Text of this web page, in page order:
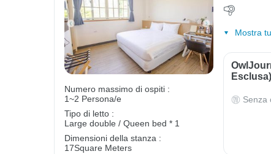
Numero massimo di ospiti :
1~2 Persona/e
Tipo di letto :
Large double / Queen bed * 1
Dimensioni della stanza :
17Square Meters
Mostra
Esclusa)
Senza